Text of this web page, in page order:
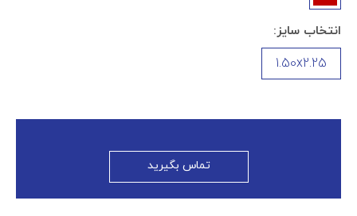
انتخاب سایز:
1.50x2.25
تماس بگیرید